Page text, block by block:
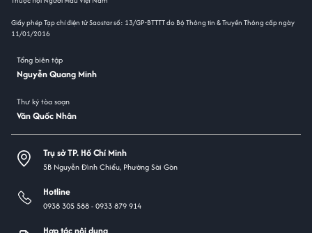
Giấy phép Tạp chí điện tử Saostar số: 13/GP-BTTTT do Bộ Thông tin & Truyền Thông cấp ngày
11/01/2016
Tổng biên tập
Nguyễn Quang Minh
Thư ký tòa soạn
Văn Quốc Nhân
Trụ sở TP. Hồ Chí Minh
5B Nguyễn Đình Chiểu, Phường Sài Gòn
Hotline
0938 305 588 -0933 879 914